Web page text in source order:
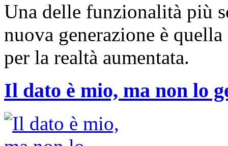
Una delle funzionalità più
nuova generazione è
per la realtà aumentata.
Il dato è mio, ma non lo